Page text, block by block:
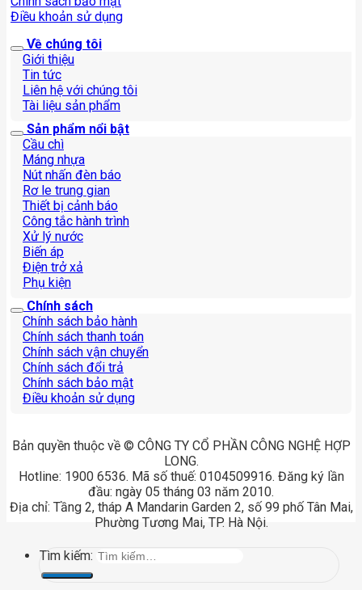
Điều khoản sử dụng
Về chúng tôi
Giới thiệu
Tin tức
Liên hệ với chúng tôi
Tài liệu sản phẩm
Sản phẩm nổi bật
Cầu chì
Máng nhựa
Nút nhấn đèn báo
Rơ le trung gian
Thiết bị cảnh báo
Công tắc hành trình
Xử lý nước
Biến áp
Điện trở xả
Phụ kiện
Chính sách
Chính sách bảo hành
Chính sách thanh toán
Chính sách vận chuyển
Chính sách đổi trả
Chính sách bảo mật
Điều khoản sử dụng
Bản quyền thuộc về © CÔNG TY CỔ PHẦN CÔNG NGHỆ HỢP
LONG.
Hotline: 1900 6536. Mã số thuế: 0104509916. Đăng ký lần
đầu: ngày 05 tháng 03 năm 2010.
Địa chỉ: Tầng 2, tháp A Mandarin Garden 2, số 99 phố Tân Mai,
Phường Tương Mai, TP. Hà Nội.
Tìm kiếm: